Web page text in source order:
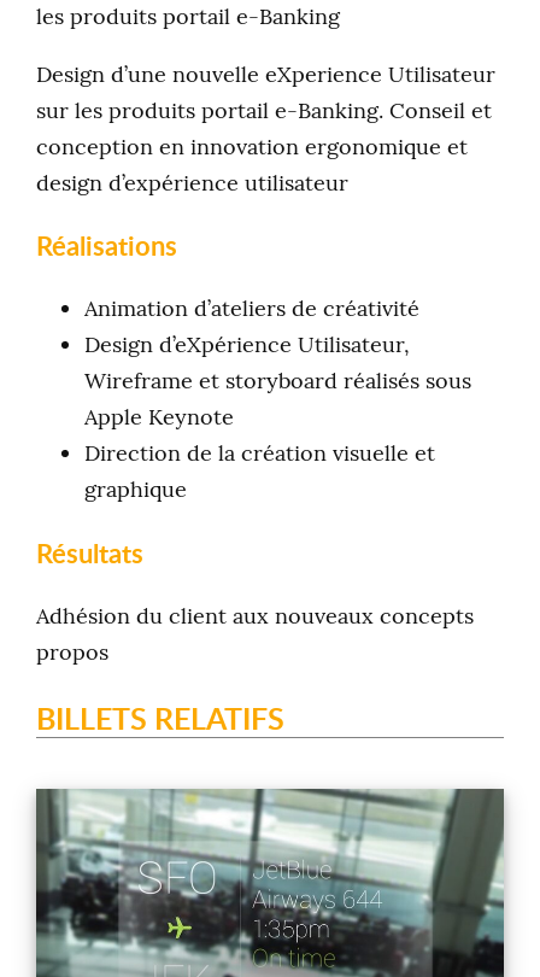
les produits portail e-Banking
Design d’une nouvelle eXperience Utilisateur
sur les produits portail e-Banking. Conseil et
conception en innovation ergonomique et
design d’expérience utilisateur
Réalisations
Animation d’ateliers de créativité
Design d’eXpérience Utilisateur,
Wireframe et storyboard réalisés sous
Apple Keynote
Direction de la création visuelle et
graphique
Résultats
Adhésion du client aux nouveaux concepts
propos
BILLETS RELATIFS